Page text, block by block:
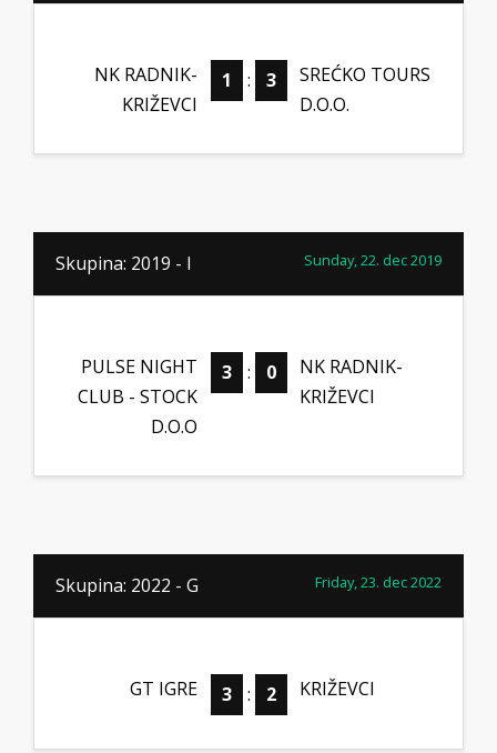
NK RADNIK-
KRIŽEVCI
1 : 3
SREĆKO TOURS
D.O.O.
Skupina: 2019 - I Sunday, 22. dec 2019
PULSE NIGHT
CLUB - STOCK
D.O.O
3 : 0
NK RADNIK-
KRIŽEVCI
Skupina: 2022 - G Friday, 23. dec 2022
GT IGRE 3 : 2 KRIŽEVCI